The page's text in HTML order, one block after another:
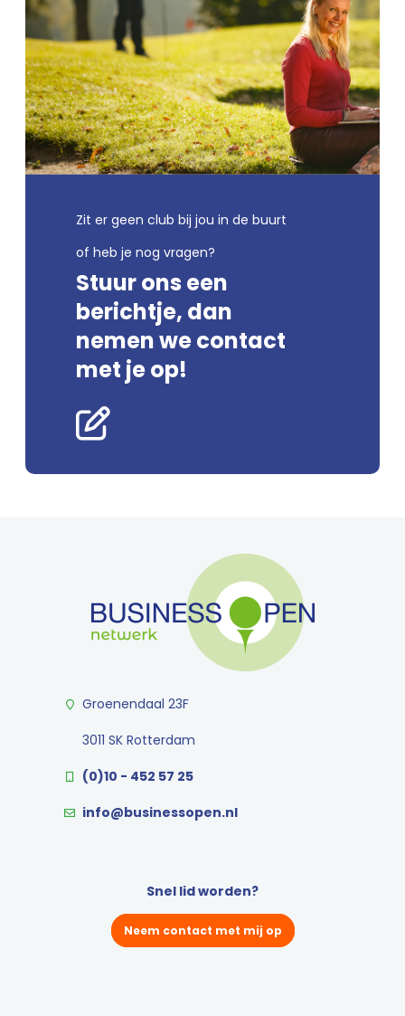
Zit er geen club bij jou in de buurt
of heb je nog vragen?
Stuur ons een
berichtje, dan
nemen we contact
met je op!
Groenendaal 23F
3011 SK Rotterdam
(0)10 - 452 57 25
info@businessopen.nl
Snel lid worden?
Neem contact met mij op